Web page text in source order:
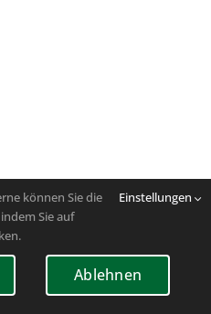
können Sie die
Sie auf
Einstellungen
Ablehnen